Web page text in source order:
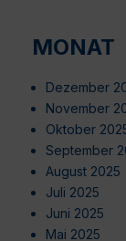
MONAT
Dezember
November
Oktober
September
August 2025
Juli 2025
Juni 2025
Mai 2025